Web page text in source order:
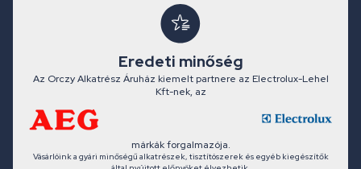
Eredeti minőség
Az Orczy Alkatrész Áruház kiemelt partnere az Electrolux-Lehel
Kft-nek, az
márkák forgalmazója.
Vásárlóink a gyári minőségű alkatrészek, tisztítószerek és egyéb kiegészítők